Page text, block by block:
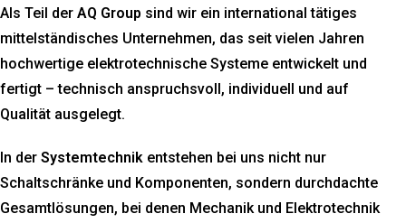
Als Teil der AQ Group sind wir ein international tätiges
mittelständisches Unternehmen, das seit vielen Jahren
hochwertige elektrotechnische Systeme entwickelt und
fertigt – technisch anspruchsvoll, individuell und auf
Qualität ausgelegt.
In der Systemtechnik entstehen bei uns nicht nur
Schaltschränke und Komponenten, sondern durchdachte
Gesamtlösungen, bei denen Mechanik und Elektrotechnik